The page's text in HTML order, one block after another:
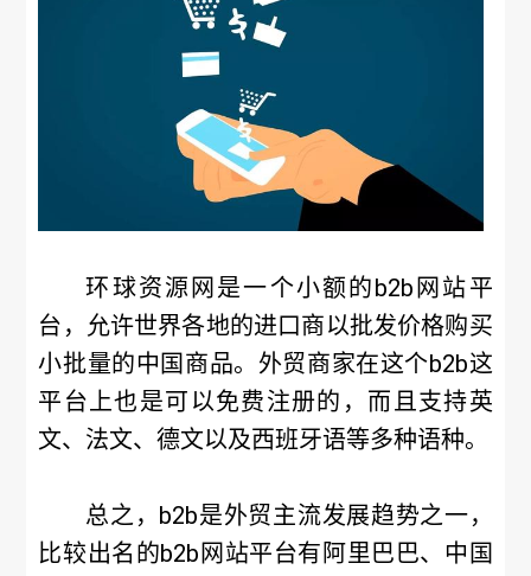
环球资源网是一个小额的b2b网站平
台，允许世界各地的进口商以批发价格购买
小批量的中国商品。外贸商家在这个b2b这
平台上也是可以免费注册的，而且支持英
文、法文、德文以及西班牙语等多种语种。
总之，b2b是外贸主流发展趋势之一，
比较出名的b2b网站平台有阿里巴巴、中国